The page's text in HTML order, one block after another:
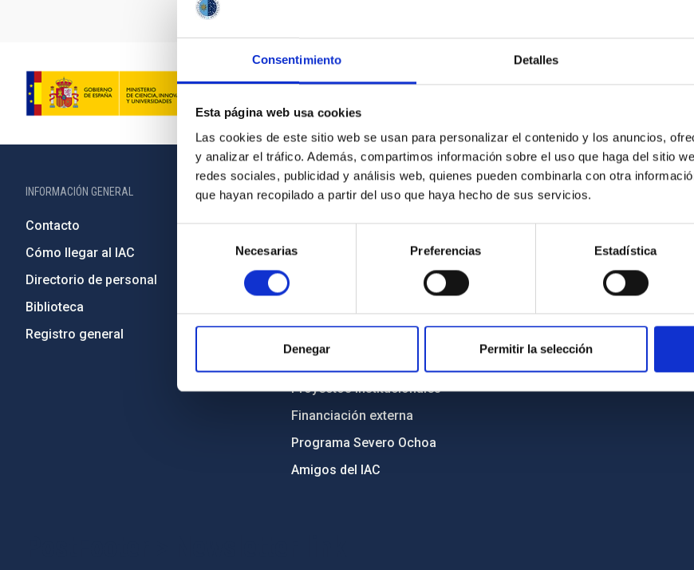
Consentimiento Detalles
Esta página web usa cookies
Las cookies de este sitio web se usan para personalizar el contenido y los anuncios,
y analizar el tráfico. Además, compartimos información sobre el uso que haga del sitio
redes sociales, publicidad y análisis web, quienes pueden combinarla con otra
que hayan recopilado a partir del uso que haya hecho de sus servicios.
consentimiento
Necesarias Preferencias Estadística
Denegar Permitir la selección
INFORMACIÓN GENERAL
Contacto
Cómo llegar al IAC
Directorio de personal
Biblioteca
Registro general
INFORMACIÓN INSTITUCIONAL
Legislación
Transparencia
Código ético y política antifraude
Medio Ambiente y Sostenibilidad
Proyectos institucionales
Financiación externa
Programa Severo Ochoa
Amigos del IAC
PORTAL DEL IAC
Mapa web
Políticas de privacidad
Aviso legal